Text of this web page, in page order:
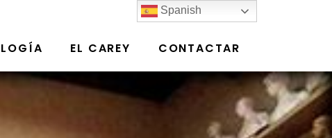
EL CAREY CONTACTAR
Spanish